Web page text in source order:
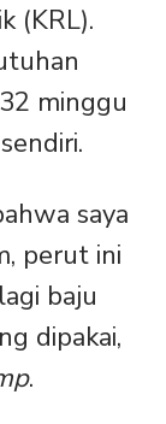
(KRL).
minggu
saya
perut ini
baju
dipakai,
.